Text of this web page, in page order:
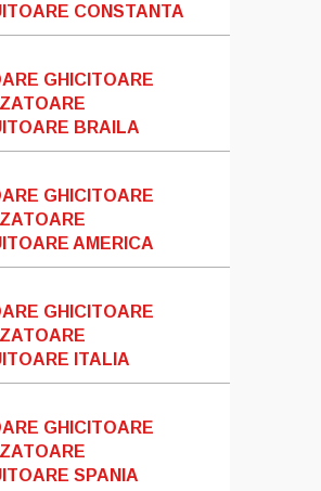
CONSTANTA
GHICITOARE
BRAILA
GHICITOARE
AMERICA
GHICITOARE
ITALIA
GHICITOARE
SPANIA